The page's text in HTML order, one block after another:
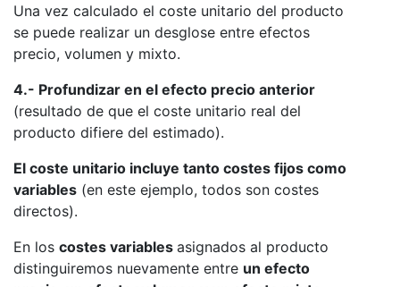
Una vez calculado el coste unitario del producto
se puede realizar un desglose entre efectos
precio, volumen y mixto.
4.- Profundizar en el efecto precio anterior
(resultado de que el coste unitario real del
producto difiere del estimado).
El coste unitario incluye tanto costes fijos como
variables (en este ejemplo, todos son costes
directos).
En los costes variables asignados al producto
distinguiremos nuevamente entre un efecto